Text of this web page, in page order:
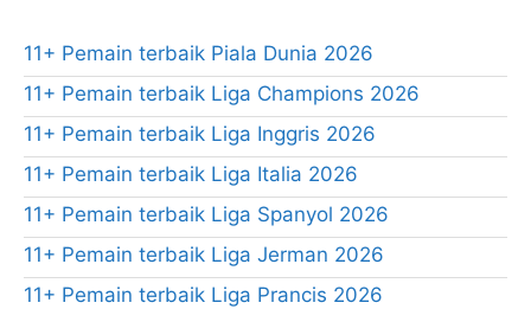
11+ Pemain terbaik Piala Dunia 2026
11+ Pemain terbaik Liga Champions 2026
11+ Pemain terbaik Liga Inggris 2026
11+ Pemain terbaik Liga Italia 2026
11+ Pemain terbaik Liga Spanyol 2026
11+ Pemain terbaik Liga Jerman 2026
11+ Pemain terbaik Liga Prancis 2026